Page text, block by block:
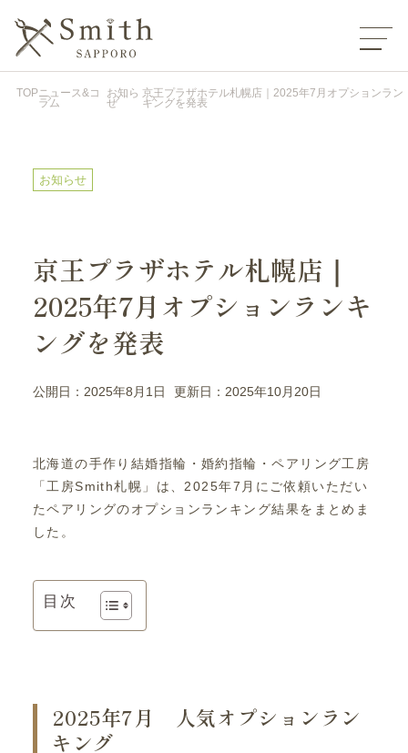
TOPニュース&コ
ラム
お知ら
せ
京王プラザホテル札幌店｜2025年7月オプションラン
キングを発表
お知らせ
京王プラザホテル札幌店｜
2025年7月オプションランキ
ングを発表
公開日：2025年8月1日 更新日：2025年10月20日
北海道の手作り結婚指輪・婚約指輪・ペアリング工房
「工房Smith札幌」は、2025年7月にご依頼いただい
たペアリングのオプションランキング結果をまとめま
した。
目次
2025年7月 人気オプションラン
キング